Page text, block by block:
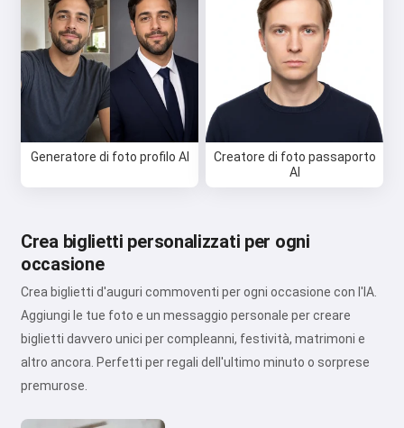
Generatore di foto profilo AI
Creatore di foto passaporto
AI
Crea biglietti personalizzati per ogni
occasione
Crea biglietti d'auguri commoventi per ogni occasione con l'IA.
Aggiungi le tue foto e un messaggio personale per creare
biglietti davvero unici per compleanni, festività, matrimoni e
altro ancora. Perfetti per regali dell'ultimo minuto o sorprese
premurose.